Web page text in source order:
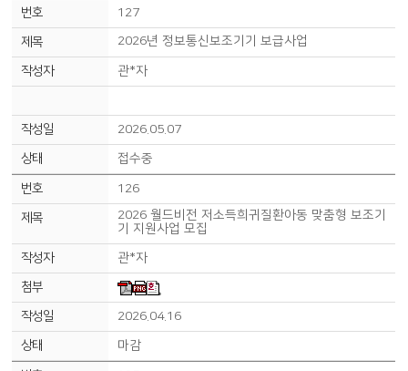
127
2026년 정보통신보조기기 보급사업
관*자
2026.05.07
접수중
126
2026 월드비전 저소득희귀질환아동 맞춤형 보조기
기 지원사업 모집
관*자
2026.04.16
마감